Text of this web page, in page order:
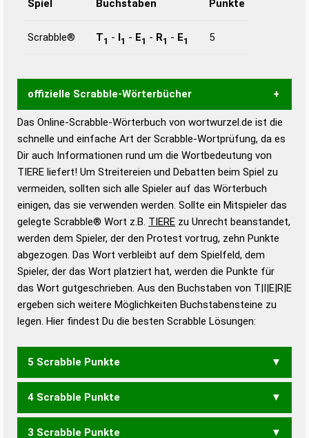
Spiel Buchstaben Punkte
Scrabble® T1 - I1 - E1 - R1 - E1 5
offizielle Scrabble-Wörterbücher
Wortwurzel liefert mit Hilfe eines semantischen
Wortanalyse-Algorithmus gute Anhaltspunkte zu
Wortbedeutung, Worttrennung und Wortform, um die
Gültigkeit eines Wortes für das Scrabble-Spiel zu
bestimmen!
zugelassene Turnier Scrabble-
Wörterbücher sind:
Duden – Standardwerk in 12 Bänden
Duden – Richtiges und gutes
Deutsch
Duden – Die deutsche Grammatik
Duden – Deutsches
Universalwörterbuch
Das Online-Scrabble-Wörterbuch von wortwurzel.de ist die
schnelle und einfache Art der Scrabble-Wortprüfung, da es
Dir auch Informationen rund um die Wortbedeutung von
TIERE liefert! Um Streitereien und Debatten beim Spiel zu
vermeiden, sollten sich alle Spieler auf das Wörterbuch
einigen, das sie verwenden werden. Sollte ein Mitspieler das
gelegte Scrabble® Wort z.B. TIERE zu Unrecht beanstandet,
werden dem Spieler, der den Protest vortrug, zehn Punkte
abgezogen. Das Wort verbleibt auf dem Spielfeld, dem
Spieler, der das Wort platziert hat, werden die Punkte für
das Wort gutgeschrieben. Aus den Buchstaben von T|I|E|R|E
ergeben sich weitere Möglichkeiten Buchstabensteine zu
legen. Hier findest Du die besten Scrabble Lösungen:
5 Scrabble Punkte
EIERT EITER EITRE REITE
4 Scrabble Punkte
EIER EIRE REET REIT
3 Scrabble Punkte